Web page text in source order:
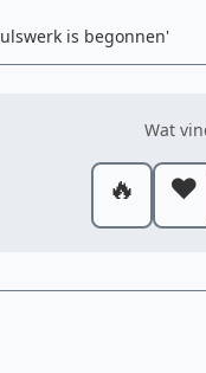
is begonnen'
Wat
🔥 ❤️